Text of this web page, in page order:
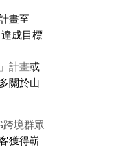
畫至
成目標
計畫或
關於山
跨境群眾
獲得嶄